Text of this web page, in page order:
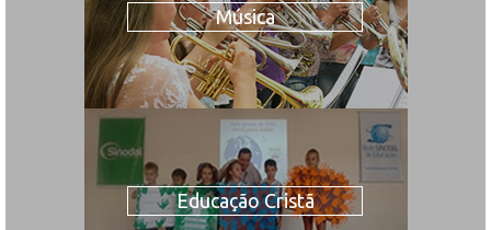
Música
Educação Cristã